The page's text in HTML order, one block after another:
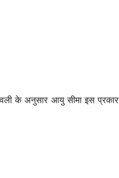
के अनुसार आयु सीमा इस प्रकार